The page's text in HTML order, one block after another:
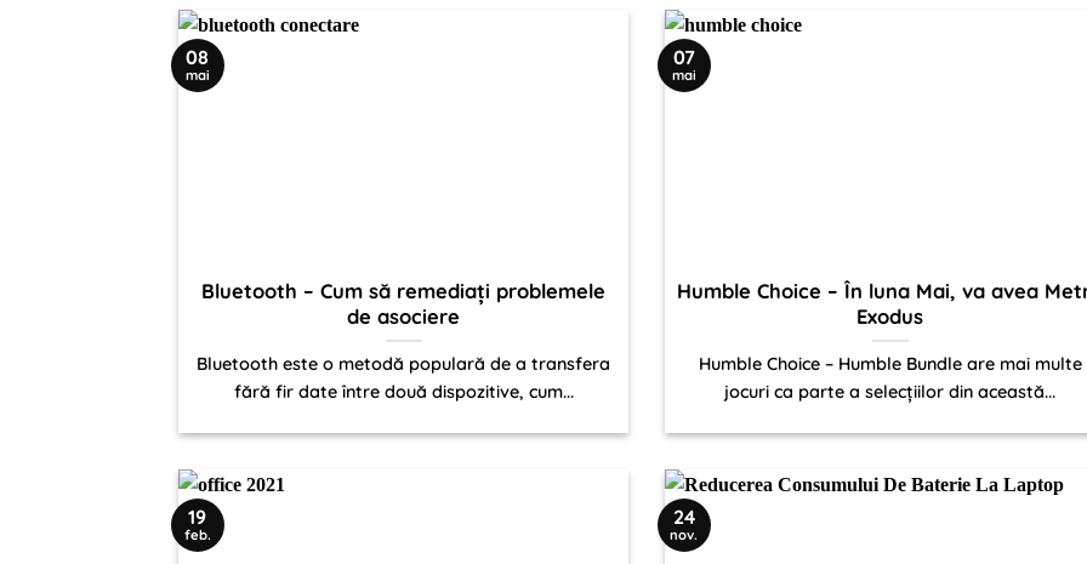
Bluetooth – Cum să remediați problemele
de asociere
Bluetooth este o metodă populară de a transfera
fără fir date între două dispozitive, cum...
08
mai
Humble Choice – În luna Mai, va avea
Exodus
Humble Choice – Humble Bundle are mai multe
jocuri ca parte a selecțiilor din această...
07
mai
19
feb.
24
nov.